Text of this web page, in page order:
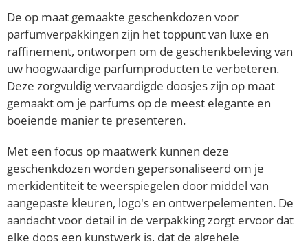
De op maat gemaakte geschenkdozen voor
parfumverpakkingen zijn het toppunt van luxe en
raffinement, ontworpen om de geschenkbeleving van
uw hoogwaardige parfumproducten te verbeteren.
Deze zorgvuldig vervaardigde doosjes zijn op maat
gemaakt om je parfums op de meest elegante en
boeiende manier te presenteren.
Met een focus op maatwerk kunnen deze
geschenkdozen worden gepersonaliseerd om je
merkidentiteit te weerspiegelen door middel van
aangepaste kleuren, logo's en ontwerpelementen. De
aandacht voor detail in de verpakking zorgt ervoor dat
elke doos een kunstwerk is, dat de algehele